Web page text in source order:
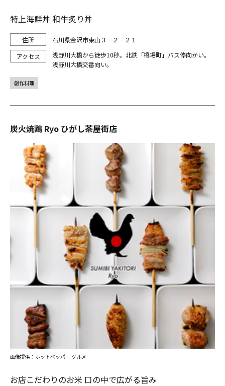
特上海鮮丼 和牛炙り丼
石川県金沢市東山３‐２‐２１
浅野川大橋から徒歩10秒。北鉄「橋場町」バス停向かい。
浅野川大橋交番向い。
創作料理
炭火焼鶏 Ryo ひがし茶屋街店
お店こだわりのお米 口の中で広がる旨み
画像提供：ホットペッパー グルメ